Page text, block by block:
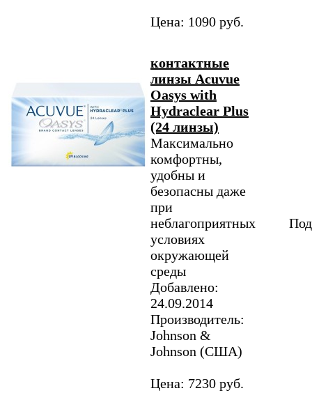
Цена: 1090 руб.
контактные
линзы Acuvue
Oasys with
Hydraclear Plus
(24 линзы)
Максимально
комфортны,
удобны и
безопасны даже
при
неблагоприятных
условиях
окружающей
среды
Добавлено:
24.09.2014
Производитель:
Johnson &
Johnson (США)
Цена: 7230 руб.